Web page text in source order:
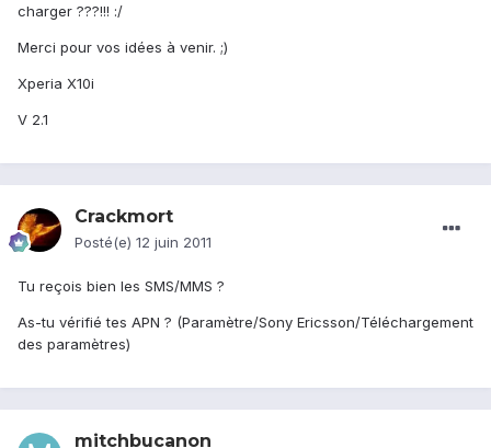
charger ???!!! :/
Merci pour vos idées à venir. ;)
Xperia X10i
V 2.1
Crackmort
Posté(e) 12 juin 2011
Tu reçois bien les SMS/MMS ?
As-tu vérifié tes APN ? (Paramètre/Sony Ericsson/Téléchargement
des paramètres)
mitchbucanon